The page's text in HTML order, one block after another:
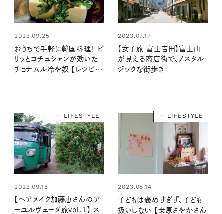
2023.09.25
おうちで手軽に韓国料理！ ピ
リッとコチュジャンが効いた
チョナムル冷や奴 【レシピ・
2023.07.17
【女子旅 富士吉田】富士山
が見える商店街で、ノスタル
ジックな街歩き
LIFESTYLE
2023.09.15
【ヘアメイク加藤恵さんのア
ーユルヴェーダ旅vol.1】 ス
LIFESTYLE
2023.08.14
子どもは褒めすぎず、子ども
扱いしない 【桒原さやかさん